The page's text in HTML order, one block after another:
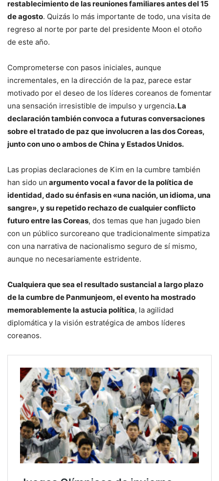
restablecimiento de las reuniones familiares antes del 15
de agosto. Quizás lo más importante de todo, una visita de
regreso al norte por parte del presidente Moon el otoño
de este año.
Comprometerse con pasos iniciales, aunque
incrementales, en la dirección de la paz, parece estar
motivado por el deseo de los líderes coreanos de fomentar
una sensación irresistible de impulso y urgencia. La
declaración también convoca a futuras conversaciones
sobre el tratado de paz que involucren a las dos Coreas,
junto con uno o ambos de China y Estados Unidos.
Las propias declaraciones de Kim en la cumbre también
han sido un argumento vocal a favor de la política de
identidad, dado su énfasis en «una nación, un idioma, una
sangre», y su repetido rechazo de cualquier conflicto
futuro entre las Coreas, dos temas que han jugado bien
con un público surcoreano que tradicionalmente simpatiza
con una narrativa de nacionalismo seguro de sí mismo,
aunque no necesariamente estridente.
Cualquiera que sea el resultado sustancial a largo plazo
de la cumbre de Panmunjeom, el evento ha mostrado
memorablemente la astucia política, la agilidad
diplomática y la visión estratégica de ambos líderes
coreanos.